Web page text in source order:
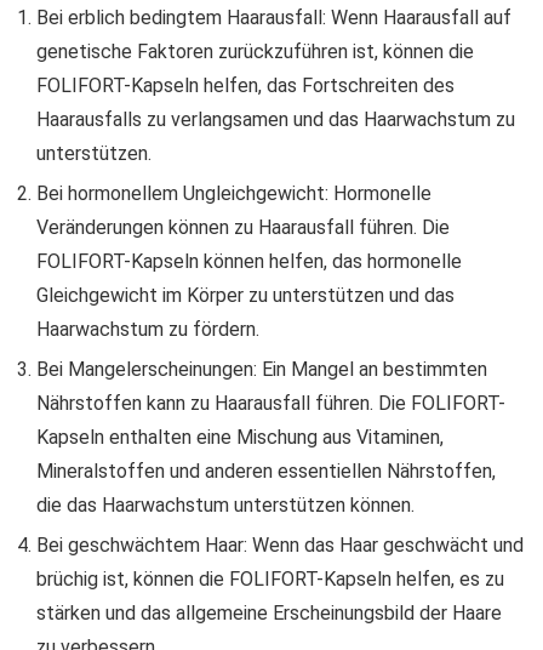
Bei erblich bedingtem Haarausfall: Wenn Haarausfall auf
genetische Faktoren zurückzuführen ist, können die
FOLIFORT-Kapseln helfen, das Fortschreiten des
Haarausfalls zu verlangsamen und das Haarwachstum zu
unterstützen.
Bei hormonellem Ungleichgewicht: Hormonelle
Veränderungen können zu Haarausfall führen. Die
FOLIFORT-Kapseln können helfen, das hormonelle
Gleichgewicht im Körper zu unterstützen und das
Haarwachstum zu fördern.
Bei Mangelerscheinungen: Ein Mangel an bestimmten
Nährstoffen kann zu Haarausfall führen. Die FOLIFORT-
Kapseln enthalten eine Mischung aus Vitaminen,
Mineralstoffen und anderen essentiellen Nährstoffen,
die das Haarwachstum unterstützen können.
Bei geschwächtem Haar: Wenn das Haar geschwächt und
brüchig ist, können die FOLIFORT-Kapseln helfen, es zu
stärken und das allgemeine Erscheinungsbild der Haare